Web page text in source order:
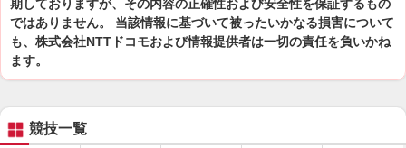
期しておりますが、その内容の正確性および安全性を保証するもの
ではありません。 当該情報に基づいて被ったいかなる損害について
も、株式会社NTTドコモおよび情報提供者は一切の責任を負いかね
ます。
競技一覧